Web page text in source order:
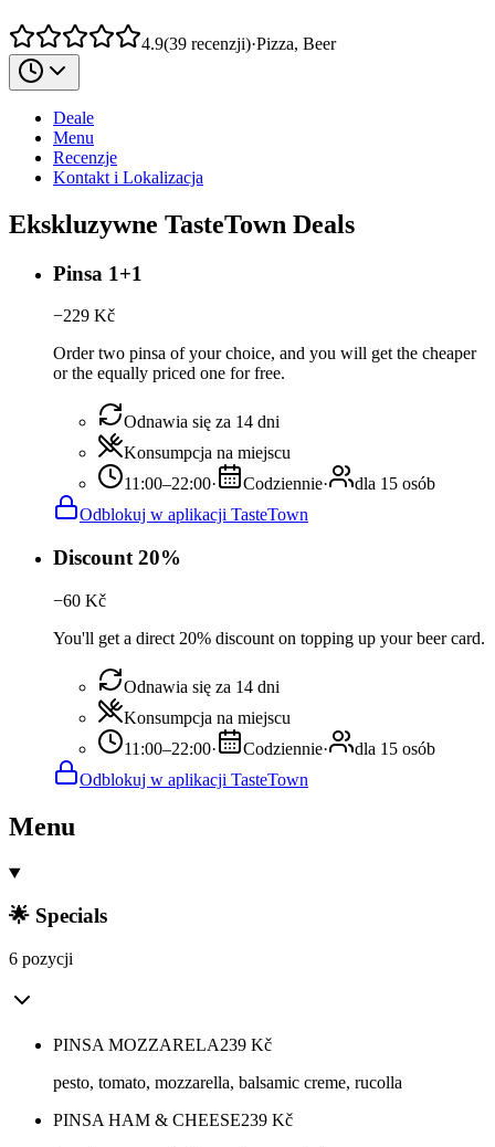
4.9(39 recenzji)·Pizza, Beer
Deale
Menu
Recenzje
Kontakt i Lokalizacja
Ekskluzywne TasteTown Deals
Pinsa 1+1
−229 Kč
Order two pinsa of your choice, and you will get the cheaper
or the equally priced one for free.
Odnawia się za 14 dni
Konsumpcja na miejscu
11:00–22:00· Codziennie·
dla 15 osób
Odblokuj w aplikacji TasteTown
Discount 20%
−60 Kč
You'll get a direct 20% discount on topping up your beer card.
Odnawia się za 14 dni
Konsumpcja na miejscu
11:00–22:00· Codziennie·
dla 15 osób
Odblokuj w aplikacji TasteTown
Menu
🌟 Specials
6 pozycji
PINSA MOZZARELA239 Kč
pesto, tomato, mozzarella, balsamic creme, rucolla
PINSA HAM & CHEESE239 Kč